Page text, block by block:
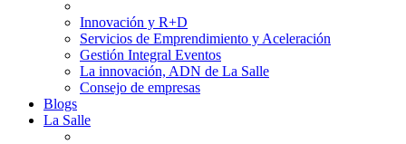
Innovación y R+D
Servicios de Emprendimiento y Aceleración
Gestión Integral Eventos
La innovación, ADN de La Salle
Consejo de empresas
Blogs
La Salle